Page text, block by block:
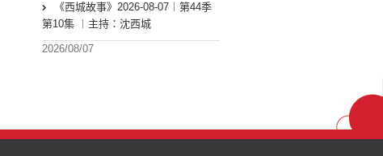
《西城故事》2026-08-07︱第44季
第10集 ︱主持：沈西城
2026/08/07